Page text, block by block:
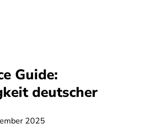
Guide:
deutscher
2025